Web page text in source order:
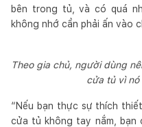
bên trong tủ, và có quá
không nhớ cần phải ấn vào
Theo gia chủ, người dùng
cửa tủ vì
“Nếu bạn thực sự thích
cửa tủ không tay nắm,